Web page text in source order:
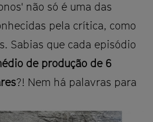
não só é uma das
pela crítica, como
Sabias que cada episódio
de produção de 6
?! Nem há palavras para